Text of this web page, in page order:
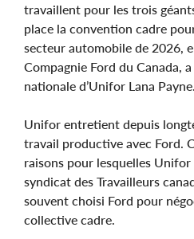
travaillent pour les trois
place la convention cadre
secteur automobile de 2026,
Compagnie Ford du Canada,
nationale d’Unifor Lana Payne.
Unifor entretient depuis
travail productive avec Ford.
raisons pour lesquelles Unifor
syndicat des Travailleurs
souvent choisi Ford pour
collective cadre.